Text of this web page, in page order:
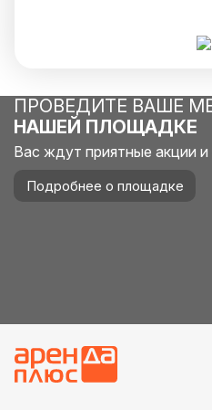
ПРОВЕДИТЕ ВАШЕ
НАШЕЙ ПЛОЩАДКЕ
Вас ждут приятные акции и
Подробнее о площадке